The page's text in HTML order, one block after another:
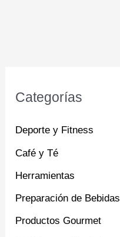
Categorías
Deporte y Fitness
Café y Té
Herramientas
Preparación de Bebidas
Productos Gourmet